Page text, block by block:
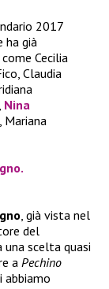
2017
ha già
Cecilia
Claudia
Nina
Mariana
, già vista nel
del
scelta quasi
a Pechino